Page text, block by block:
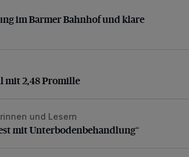
im Barmer Bahnhof und klare Ansage
im Barmer Bahnhof und klare
2,48 Promille
mit 2,48 Promille
mit Unterbodenbehandlung“
und Lesern
mit Unterbodenbehandlung“